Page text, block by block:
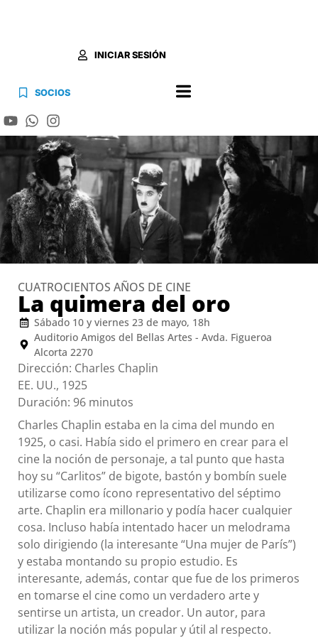
SOCIOS
INICIAR SESIÓN
CUATROCIENTOS AÑOS DE CINE
La quimera del oro
Sábado 10 y viernes 23 de mayo, 18h
Auditorio Amigos del Bellas Artes - Avda. Figueroa
Alcorta 2270
Dirección: Charles Chaplin
EE. UU., 1925
Duración: 96 minutos
Charles Chaplin estaba en la cima del mundo en
1925, o casi. Había sido el primero en crear para el
cine la noción de personaje, a tal punto que hasta
hoy su “Carlitos” de bigote, bastón y bombín suele
utilizarse como ícono representativo del séptimo
arte. Chaplin era millonario y podía hacer cualquier
cosa. Incluso había intentado hacer un melodrama
solo dirigiendo (la interesante “Una mujer de París”)
y estaba montando su propio estudio. Es
interesante, además, contar que fue de los primeros
en tomarse el cine como un verdadero arte y
sentirse un artista, un creador. Un autor, para
utilizar la noción más popular y útil al respecto.